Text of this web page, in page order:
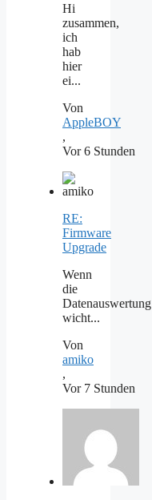
Hi
zusammen,
ich
hab
hier
ei...
Von
AppleBOY
,
Vor 6 Stunden
RE:
Firmware
Upgrade
Wenn
die
Datenauswertung
wicht...
Von
amiko
,
Vor 7 Stunden